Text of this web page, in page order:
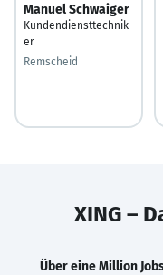
Manuel Schwaiger
Kundendiensttechnik
er
Remscheid
XING –
Über eine Million